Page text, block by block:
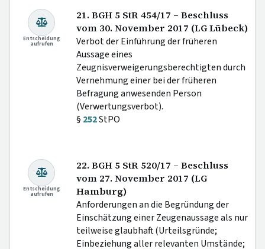
Entscheidung
aufrufen
21. BGH 5 StR 454/17 – Beschluss
vom 30. November 2017 (LG Lübeck)
Verbot der Einführung der früheren
Aussage eines
Zeugnisverweigerungsberechtigten durch
Vernehmung einer bei der früheren
Befragung anwesenden Person
(Verwertungsverbot).
§ 252StPO
Entscheidung
aufrufen
22. BGH 5 StR 520/17 – Beschluss
vom 27. November 2017 (LG
Hamburg)
Anforderungen an die Begründung der
Einschätzung einer Zeugenaussage als nur
teilweise glaubhaft (Urteilsgründe;
Einbeziehung aller relevanten Umstände;